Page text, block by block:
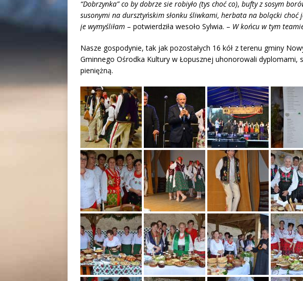
“Dobrzynka” co by dobrze sie robiyło (tys choć co), bufty z sosym
susonymi na dursztyńskim słonku śliwkami, herbata na bolącki choć
je wymyśliłam – potwierdziła wesoło Sylwia. – W końcu w tym
Nasze gospodynie, tak jak pozostałych 16 kół z terenu gminy
Gminnego Ośrodka Kultury w Łopusznej uhonorowali dyplomami,
pieniężną.